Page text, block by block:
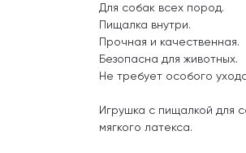
Для собак всех пород.
Пищалка внутри.
Прочная и качественная.
Безопасна для животных.
Не требует особого
Игрушка с пищалкой для
мягкого латекса.